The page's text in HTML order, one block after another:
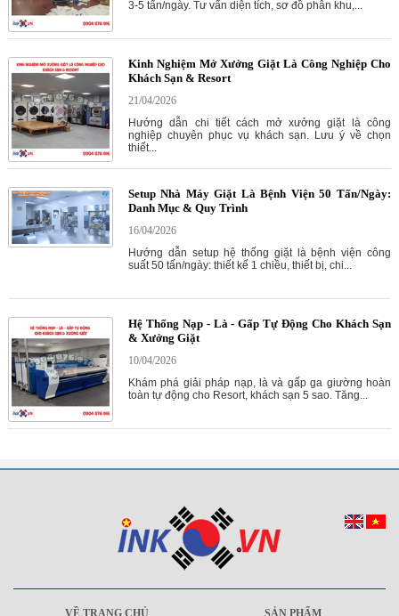
3-5 tấn/ngày. Tư vấn diện tích, sơ đồ phân khu,...
Kinh Nghiệm Mở Xưởng Giặt Là Công Nghiệp Cho
Khách Sạn & Resort
21/04/2026
Hướng dẫn chi tiết cách mở xưởng giặt là công
nghiệp chuyên phục vụ khách sạn. Lưu ý về chọn
thiết...
Setup Nhà Máy Giặt Là Bệnh Viện 50 Tấn/Ngày:
Danh Mục & Quy Trình
16/04/2026
Hướng dẫn setup hệ thống giặt là bệnh viện công
suất 50 tấn/ngày: thiết kế 1 chiều, thiết bị, chi...
Hệ Thống Nạp - Là - Gấp Tự Động Cho Khách Sạn
& Xưởng Giặt
10/04/2026
Khám phá giải pháp nạp, là và gấp ga giường hoàn
toàn tự động cho Resort, khách sạn 5 sao. Tăng...
VỀ TRANG CHỦ
SẢN PHẨM